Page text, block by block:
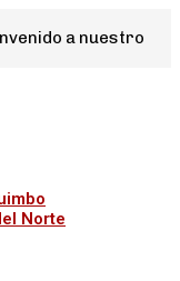
a nuestro
Norte